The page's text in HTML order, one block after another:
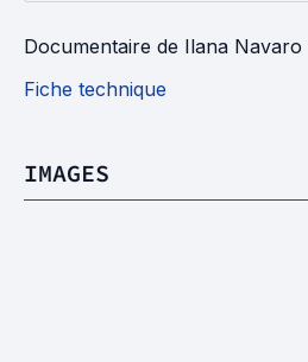
Documentaire de Ilana Navaro
Fiche technique
IMAGES